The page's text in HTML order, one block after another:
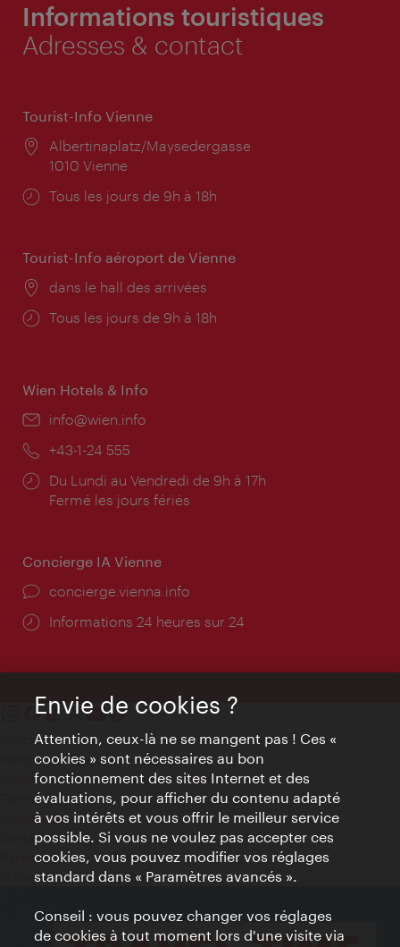
Informations touristiques
Adresses & contact
Tourist-Info Vienne
Lieu:
Albertinaplatz/Maysedergasse
1010 Vienne
Horaires
Tous les jours de 9h à 18h
Tourist-Info aéroport de Vienne
Lieu:
dans le hall des arrivées
Horaires
Tous les jours de 9h à 18h
Wien Hotels & Info
E-
info@wien.info
Téléphone:
+43-1-24 555
Horaires
d'ouverture:
Du Lundi au Vendredi de 9h à 17h
Fermé les jours fériés
Concierge IA Vienne
Ort:
concierge.vienna.info
Öffnungszeiten:
Informations 24 heures sur 24
Contact
Mentions obligatoires
Charte sur le respect de la vie privée
Terms of Use
Accessibilité
Contact presse
Paramètres de cookies
© Copyright WienTourismus
Envie de cookies ?
Attention, ceux-là ne se mangent pas ! Ces «
cookies » sont nécessaires au bon
fonctionnement des sites Internet et des
évaluations, pour afficher du contenu adapté
à vos intérêts et vous offrir le meilleur service
possible. Si vous ne voulez pas accepter ces
cookies, vous pouvez modifier vos réglages
standard dans « Paramètres avancés ».
Conseil : vous pouvez changer vos réglages
de cookies à tout moment lors d'une visite via